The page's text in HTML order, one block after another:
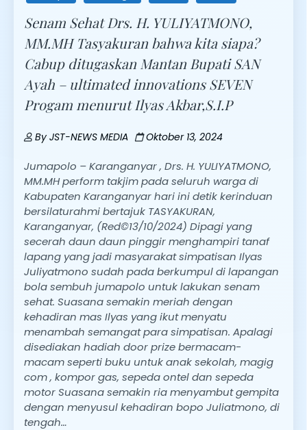
Senam Sehat Drs. H. YULIYATMONO,
MM.MH Tasyakuran bahwa kita siapa?
Cabup ditugaskan Mantan Bupati SAN
Ayah – ultimated innovations SEVEN
Progam menurut Ilyas Akbar,S.I.P
ByJST-NEWS MEDIA Oktober 13, 2024
Jumapolo – Karanganyar , Drs. H. YULIYATMONO,
MM.MH perform takjim pada seluruh warga di
Kabupaten Karanganyar hari ini detik kerinduan
bersilaturahmi bertajuk TASYAKURAN,
Karanganyar, (Red©13/10/2024) Dipagi yang
secerah daun daun pinggir menghampiri tanaf
lapang yang jadi masyarakat simpatisan Ilyas
Juliyatmono sudah pada berkumpul di lapangan
bola sembuh jumapolo untuk lakukan senam
sehat. Suasana semakin meriah dengan
kehadiran mas Ilyas yang ikut menyatu
menambah semangat para simpatisan. Apalagi
disediakan hadiah door prize bermacam-
macam seperti buku untuk anak sekolah, magig
com , kompor gas, sepeda ontel dan sepeda
motor Suasana semakin ria menyambut gempita
dengan menyusul kehadiran bopo Juliatmono, di
tengah…